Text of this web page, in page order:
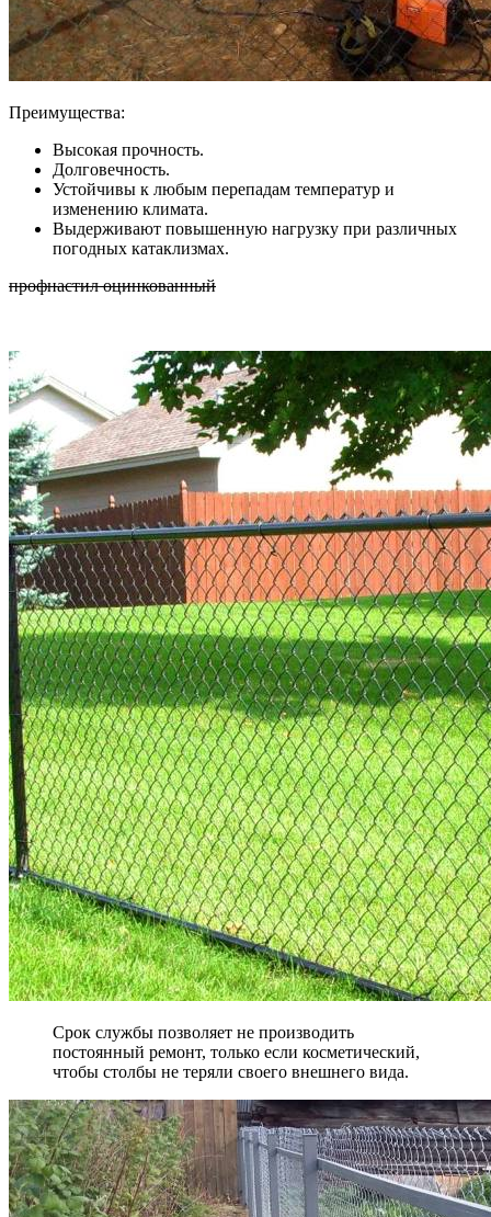
Преимущества:
Высокая прочность.
Долговечность.
Устойчивы к любым перепадам температур и
изменению климата.
Выдерживают повышенную нагрузку при различных
погодных катаклизмах.
профнастил оцинкованный
Срок службы позволяет не производить
постоянный ремонт, только если косметический,
чтобы столбы не теряли своего внешнего вида.